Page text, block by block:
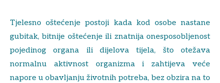
Tjelesno oštećenje postoji kada kod osobe nastane
gubitak, bitnije oštećenje ili znatnija onesposobljenost
pojedinog organa ili dijelova tijela, što otežava
normalnu aktivnost organizma i zahtijeva veće
napore u obavljanju životnih potreba, bez obzira na to